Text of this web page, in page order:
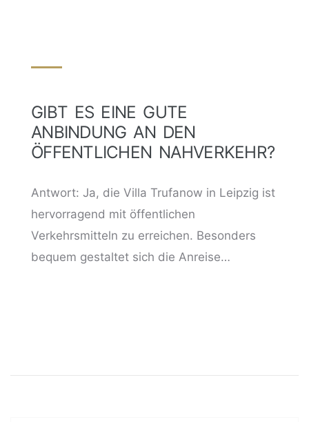
GIBT ES EINE GUTE
ANBINDUNG AN DEN
ÖFFENTLICHEN NAHVERKEHR?
Antwort: Ja, die Villa Trufanow in Leipzig ist
hervorragend mit öffentlichen
Verkehrsmitteln zu erreichen. Besonders
bequem gestaltet sich die Anreise…